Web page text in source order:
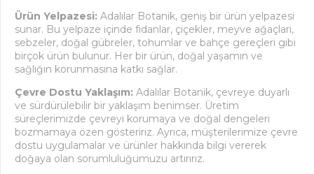
Ürün Yelpazesi: Adalılar Botanik, geniş bir ürün yelpazesi
sunar. Bu yelpaze içinde fidanlar, çiçekler, meyve ağaçları,
sebzeler, doğal gübreler, tohumlar ve bahçe gereçleri gibi
birçok ürün bulunur. Her bir ürün, doğal yaşamın ve
sağlığın korunmasına katkı sağlar.
Çevre Dostu Yaklaşım: Adalılar Botanik, çevreye duyarlı
ve sürdürülebilir bir yaklaşım benimser. Üretim
süreçlerimizde çevreyi korumaya ve doğal dengeleri
bozmamaya özen gösteririz. Ayrıca, müşterilerimize çevre
dostu uygulamalar ve ürünler hakkında bilgi vererek
doğaya olan sorumluluğumuzu artırırız.